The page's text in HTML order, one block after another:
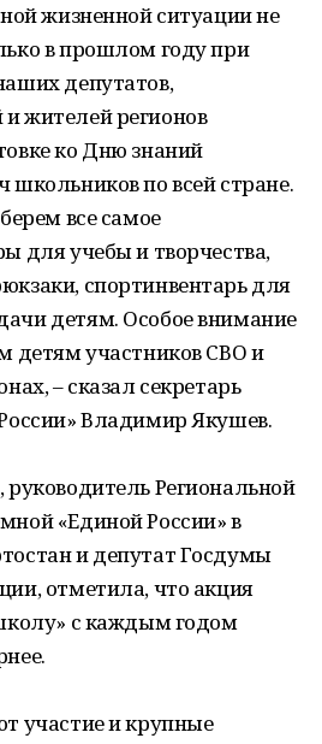
жизненной ситуации не
в прошлом году при
депутатов,
жителей регионов
ко Дню знаний
школьников по всей стране.
все самое
для учебы и творчества,
спортинвентарь для
детям. Особое внимание
детям участников СВО и
– сказал секретарь
Владимир Якушев.
Региональной
«Единой России» в
и депутат Госдумы
отметила, что акция
с каждым годом
участие и крупные